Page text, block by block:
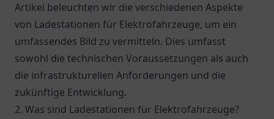
Artikel beleuchten wir die verschiedenen Aspekte
von Ladestationen für Elektrofahrzeuge, um ein
umfassendes Bild zu vermitteln. Dies umfasst
sowohl die technischen Voraussetzungen als auch
die infrastrukturellen Anforderungen und die
zukünftige Entwicklung.
2. Was sind Ladestationen für Elektrofahrzeuge?